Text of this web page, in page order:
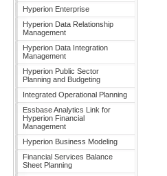
Hyperion Enterprise
Hyperion Data Relationship
Management
Hyperion Data Integration
Management
Hyperion Public Sector
Planning and Budgeting
Integrated Operational Planning
Essbase Analytics Link for
Hyperion Financial
Management
Hyperion Business Modeling
Financial Services Balance
Sheet Planning